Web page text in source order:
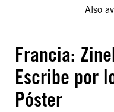
Also
Francia:
Escribe por
Póster